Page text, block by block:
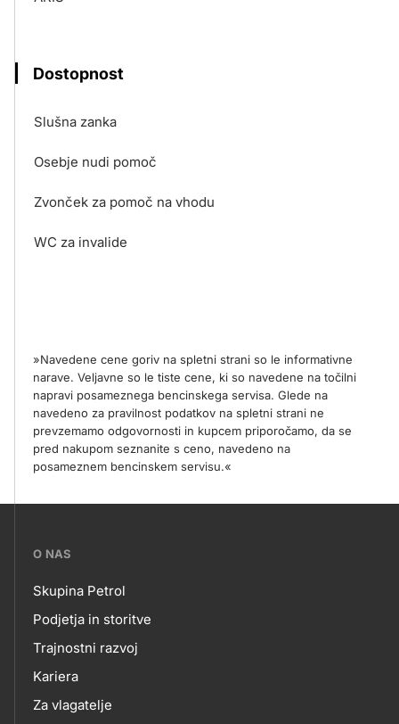
Dostopnost
Slušna zanka
Osebje nudi pomoč
Zvonček za pomoč na vhodu
WC za invalide
»Navedene cene goriv na spletni strani so le informativne
narave. Veljavne so le tiste cene, ki so navedene na točilni
napravi posameznega bencinskega servisa. Glede na
navedeno za pravilnost podatkov na spletni strani ne
prevzemamo odgovornosti in kupcem priporočamo, da se
pred nakupom seznanite s ceno, navedeno na
posameznem bencinskem servisu.«
???
skupno.footer-
title???
O NAS
O
NAS
Skupina Petrol
Podjetja in storitve
Trajnostni razvoj
Kariera
Za vlagatelje